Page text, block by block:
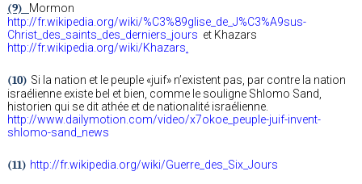
(9)
Mormon
http://fr.wikipedia.org/wiki/%C3%89glise_de_J%C3%A9sus-
Christ_des_saints_des_derniers_jours et Khazars
http://fr.wikipedia.org/wiki/Khazars
(10) Si la nation et le peuple «juif» n’existent pas, par contre la nation
israélienne existe bel et bien, comme le souligne Shlomo Sand,
historien qui se dit athée et de nationalité israélienne.
http://www.dailymotion.com/video/x7okoe_peuple-juif-invent-
shlomo-sand_news
(11) http://fr.wikipedia.org/wiki/Guerre_des_Six_Jours